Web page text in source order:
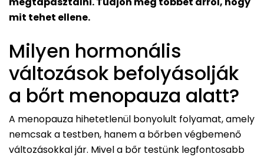
mit tehet ellene.
Milyen hormonális
változások befolyásolják
a bőrt menopauza alatt?
A menopauza hihetetlenül bonyolult folyamat, amely
nemcsak a testben, hanem a bőrben végbemenő
változásokkal jár. Mivel a bőr testünk legfontosabb